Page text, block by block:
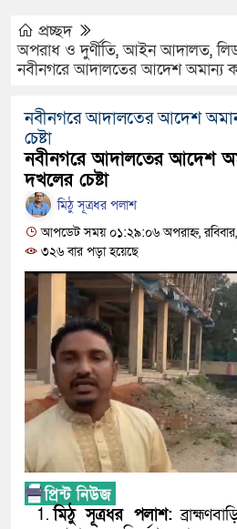
নবীনগরে
নবীনগরে
ঠিকাদারের
প্রধান আসামি
নবীনগরে
নবীনগরে
প্রচ্ছদ
অপরাধ ও দুর্ণীতি,আইন আদালত,
নবীনগরে আদালতের আদেশ অমান্য
নবীনগরে আদালতের আদেশ
চেষ্টা
নবীনগরে আদালতের আদেশ
দখলের চেষ্টা
মিঠু সূত্রধর পলাশ
আপডেট সময় ০১:২৯:০৬ অপরাহ্ন, রবিবার,
৩২৬ বার পড়া হয়েছে
মিঠু সূত্রধর পলাশ: